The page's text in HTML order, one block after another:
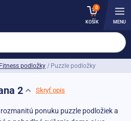
0
KOŠÍK MENU
Fitness podložky Puzzle podložky
2 Skryť opis
ponuku puzzle podložiek a